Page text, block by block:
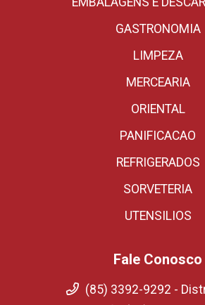
GASTRONOMIA
LIMPEZA
MERCEARIA
ORIENTAL
PANIFICACAO
REFRIGERADOS
SORVETERIA
UTENSILIOS
Fale Conosco
(85) 3392-9292 -